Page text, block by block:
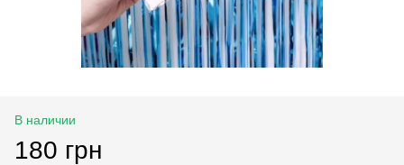
В наличии
180 грн